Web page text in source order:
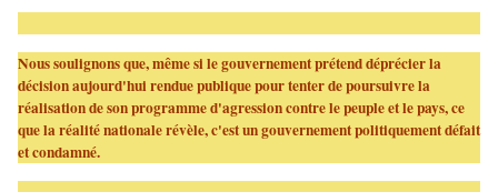
Nous soulignons que, même si le gouvernement prétend déprécier la
décision aujourd'hui rendue publique pour tenter de poursuivre la
réalisation de son programme d'agression contre le peuple et le pays, ce
que la réalité nationale révèle, c'est un gouvernement politiquement défait
et condamné.